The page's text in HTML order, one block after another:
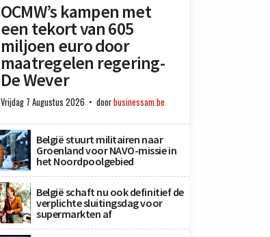
OCMW’s kampen met
een tekort van 605
miljoen euro door
maatregelen regering-
De Wever
Vrijdag 7 Augustus 2026 doorbusinessam.be
België stuurt militairen naar
Groenland voor NAVO-missie in
het Noordpoolgebied
België schaft nu ook definitief de
verplichte sluitingsdag voor
supermarkten af